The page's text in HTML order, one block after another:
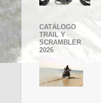
CATÁLOGO
TRAIL Y
SCRAMBLER
2026